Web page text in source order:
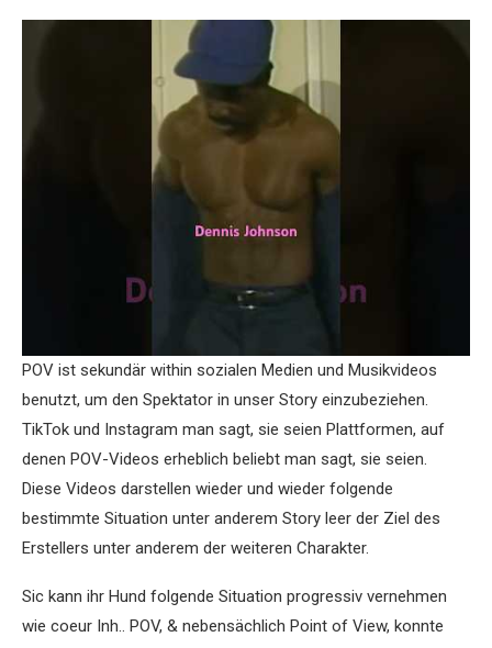
POV ist sekundär within sozialen Medien und Musikvideos
benutzt, um den Spektator in unser Story einzubeziehen.
TikTok und Instagram man sagt, sie seien Plattformen, auf
denen POV-Videos erheblich beliebt man sagt, sie seien.
Diese Videos darstellen wieder und wieder folgende
bestimmte Situation unter anderem Story leer der Ziel des
Erstellers unter anderem der weiteren Charakter.
Sic kann ihr Hund folgende Situation progressiv vernehmen
wie coeur Inh.. POV, & nebensächlich Point of View, konnte